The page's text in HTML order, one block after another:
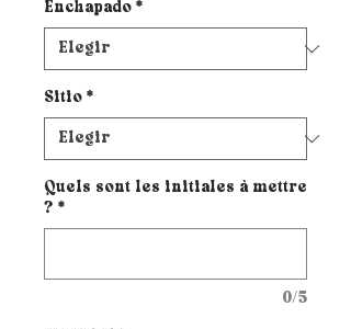
Enchapado *
Sitio *
Quels sont les initiales à mettre
? *
0/5